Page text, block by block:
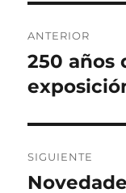
de
entradas
ANTERIOR
Entrada
anterior:
250 años
SIGUIENTE
Entrada